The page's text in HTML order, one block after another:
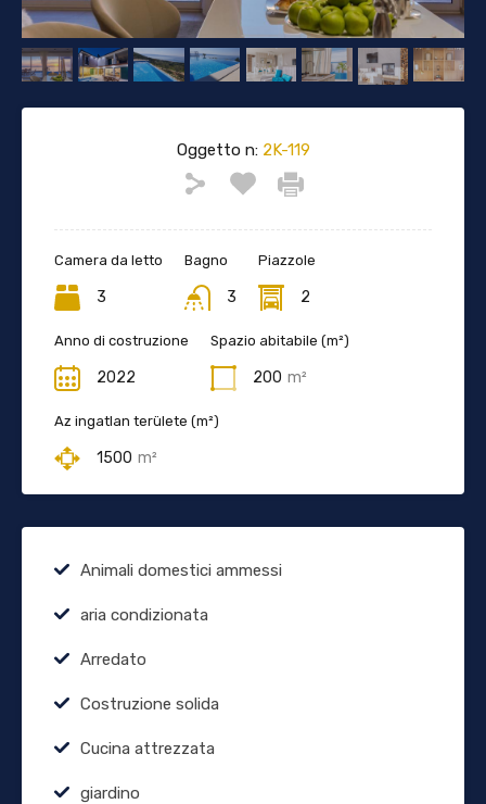
Oggetto n:2K-119
Camera da letto
3
Bagno
3
Piazzole
2
Anno di costruzione
2022
Spazio abitabile (m²)
200 m²
Az ingatlan területe (m²)
1500 m²
Animali domestici ammessi
aria condizionata
Arredato
Costruzione solida
Cucina attrezzata
giardino